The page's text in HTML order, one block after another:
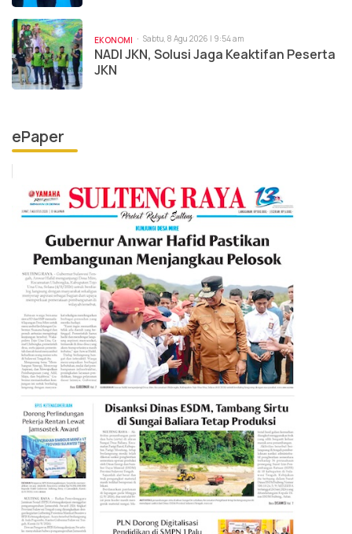
EKONOMI Sabtu, 8 Agu 2026 | 9:54 am
NADI JKN, Solusi Jaga Keaktifan Peserta
JKN
ePaper